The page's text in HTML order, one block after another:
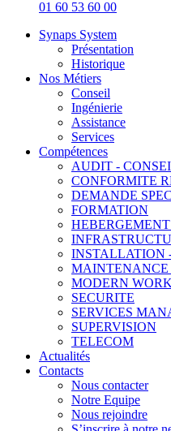
01 60 53 60 00
Synaps System
Présentation
Historique
Nos Métiers
Conseil
Ingénierie
Assistance
Services
Compétences
AUDIT -
CONFORMITE
DEMANDE
FORMATION
INSTALLATION
MAINTENANCE
MODERN
SECURITE
SERVICES
SUPERVISION
TELECOM
Actualités
Contacts
Nous contacter
Notre Equipe
Nous rejoindre